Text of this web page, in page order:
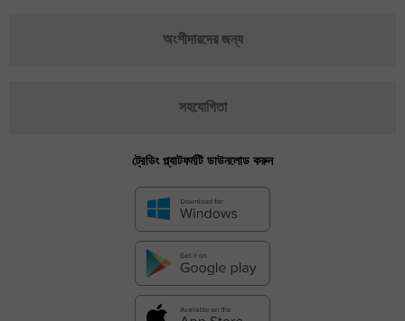
অংশীদারদের জন্য
সহযোগিতা
ট্রেডিং প্ল্যাটফর্মটি ডাউনলোড করুন